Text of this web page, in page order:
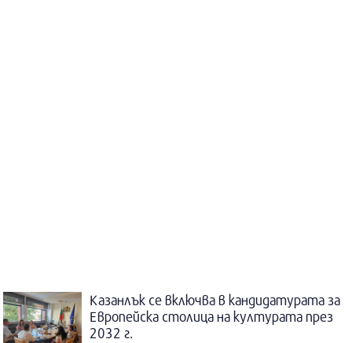
Казанлък се включва в кандидатурата за
Европейска столица на културата през
2032 г.